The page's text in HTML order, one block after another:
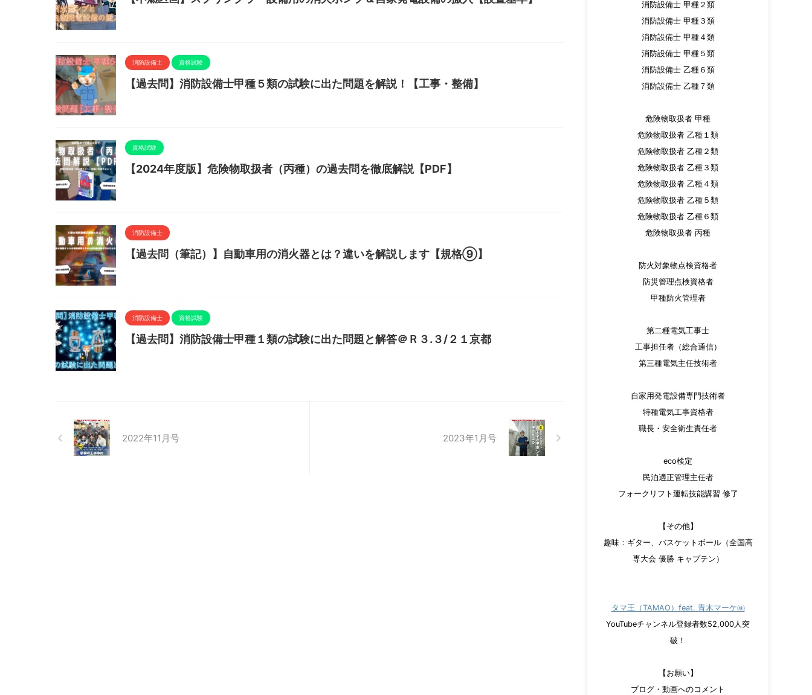
消防設備士 資格試験
【過去問】消防設備士甲種５類の試験に出た問題を解説！【工事・整備】
資格試験
【2024年度版】危険物取扱者（丙種）の過去問を徹底解説【PDF】
消防設備士
【過去問（筆記）】自動車用の消火器とは？違いを解説します【規格⑨】
消防設備士 資格試験
【過去問】消防設備士甲種１類の試験に出た問題と解答＠Ｒ３.３/２１京都
2022年11月号 2023年1月号
消防設備士 甲種２類
消防設備士 甲種３類
消防設備士 甲種４類
消防設備士 甲種５類
消防設備士 乙種６類
消防設備士 乙種７類
危険物取扱者 甲種
危険物取扱者 乙種１類
危険物取扱者 乙種２類
危険物取扱者 乙種３類
危険物取扱者 乙種４類
危険物取扱者 乙種５類
危険物取扱者 乙種６類
危険物取扱者 丙種
防火対象物点検資格者
防災管理点検資格者
甲種防火管理者
第二種電気工事士
工事担任者（総合通信）
第三種電気主任技術者
自家用発電設備専門技術者
特種電気工事資格者
職長・安全衛生責任者
eco検定
民泊適正管理主任者
フォークリフト運転技能講習 修了
【その他】
趣味：ギター、バスケットボール（全国高
専大会 優勝 キャプテン）
タマ王（TAMAO）feat. 青木マーケ㈱
YouTubeチャンネル登録者数52,000人突
破！
【お願い】
ブログ・動画へのコメント